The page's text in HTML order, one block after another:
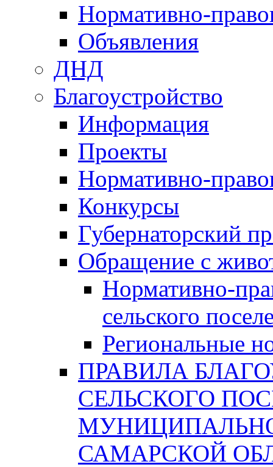
Нормативно-
Объявления
ДНД
Благоустройство
Информация
Проекты
Нормативно-
Конкурсы
Губернаторский
Обращение с
Нормативно-
сельского
Региональные
ПРАВИЛА
СЕЛЬСКОГО
САМАРСКОЙ